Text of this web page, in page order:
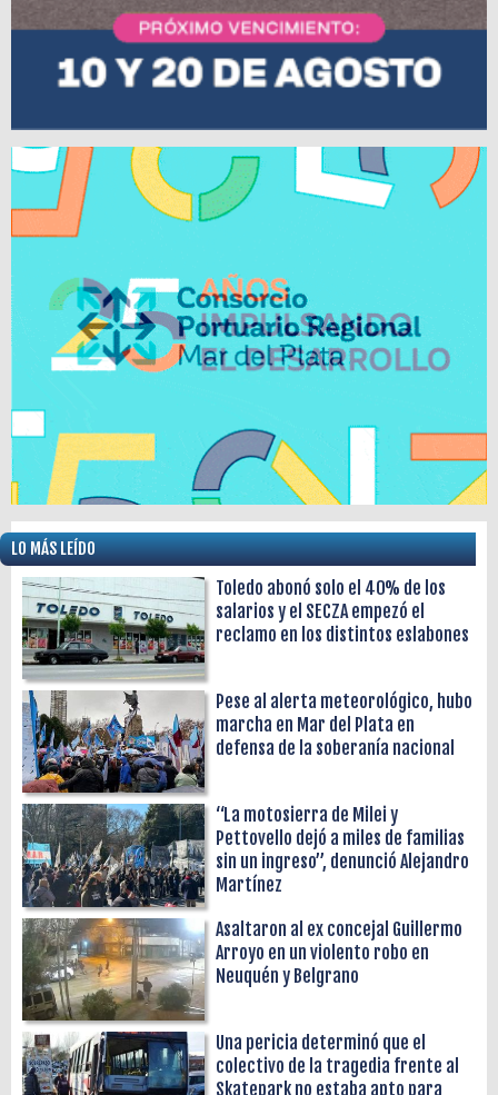
LO MÁS LEÍDO
Toledo abonó solo el 40% de los
salarios y el SECZA empezó el
reclamo en los distintos eslabones
Pese al alerta meteorológico, hubo
marcha en Mar del Plata en
defensa de la soberanía nacional
“La motosierra de Milei y
Pettovello dejó a miles de familias
sin un ingreso”, denunció Alejandro
Martínez
Asaltaron al ex concejal Guillermo
Arroyo en un violento robo en
Neuquén y Belgrano
Una pericia determinó que el
colectivo de la tragedia frente al
Skatepark no estaba apto para